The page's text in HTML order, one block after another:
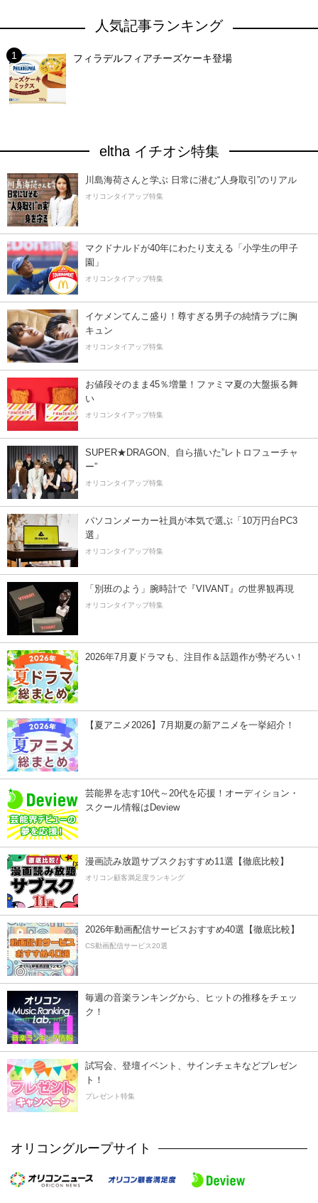
人気記事ランキング
フィラデルフィアチーズケーキ登場
eltha イチオシ特集
川島海荷さんと学ぶ 日常に潜む“人身取引”のリアル
オリコンタイアップ特集
マクドナルドが40年にわたり支える「小学生の甲子
園」
オリコンタイアップ特集
イケメンてんこ盛り！尊すぎる男子の純情ラブに胸
キュン
オリコンタイアップ特集
お値段そのまま45％増量！ファミマ夏の大盤振る舞
い
オリコンタイアップ特集
SUPER★DRAGON、自ら描いた”レトロフューチャ
ー”
オリコンタイアップ特集
パソコンメーカー社員が本気で選ぶ「10万円台PC3
選」
オリコンタイアップ特集
「別班のよう」腕時計で『VIVANT』の世界観再現
オリコンタイアップ特集
2026年7月夏ドラマも、注目作＆話題作が勢ぞろい！
【夏アニメ2026】7月期夏の新アニメを一挙紹介！
芸能界を志す10代～20代を応援！オーディション・
スクール情報はDeview
漫画読み放題サブスクおすすめ11選【徹底比較】
オリコン顧客満足度ランキング
2026年動画配信サービスおすすめ40選【徹底比較】
CS動画配信サービス20選
毎週の音楽ランキングから、ヒットの推移をチェッ
ク！
試写会、登壇イベント、サインチェキなどプレゼン
ト！
プレゼント特集
オリコングループサイト